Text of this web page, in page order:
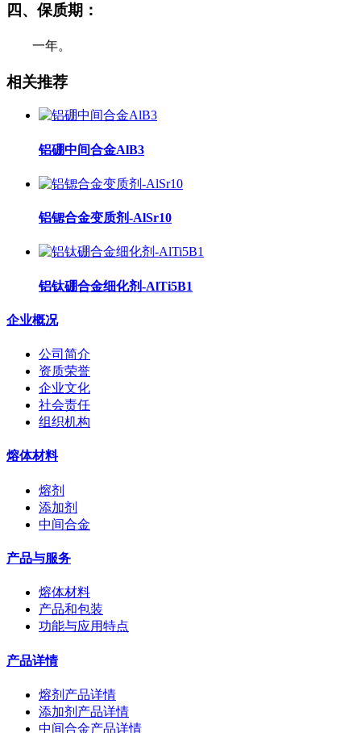
四、保质期：
一年。
相关推荐
铝硼中间合金AlB3
铝锶合金变质剂-AlSr10
铝钛硼合金细化剂-AlTi5B1
企业概况
公司简介
资质荣誉
企业文化
社会责任
组织机构
熔体材料
熔剂
添加剂
中间合金
产品与服务
熔体材料
产品和包装
功能与应用特点
产品详情
熔剂产品详情
添加剂产品详情
中间合金产品详情